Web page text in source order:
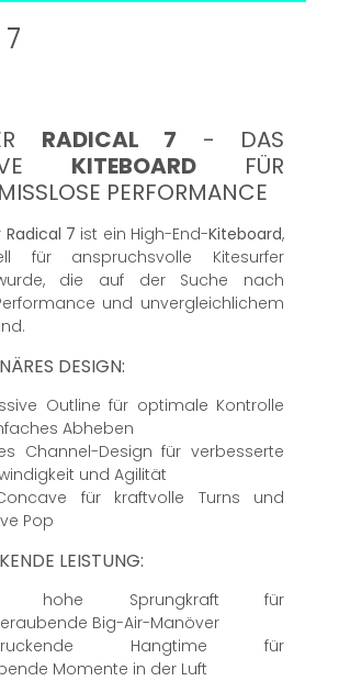
RADICAL 7 - DAS
KITEBOARD FÜR
PERFORMANCE
Radical 7 ist ein High-End-Kiteboard,
für anspruchsvolle Kitesurfer
die auf der Suche nach
und unvergleichlichem
DESIGN:
Outline für optimale Kontrolle
Abheben
Channel-Design für verbesserte
und Agilität
für kraftvolle Turns und
Pop
LEISTUNG:
hohe Sprungkraft für
Big-Air-Manöver
Hangtime für
Momente in der Luft